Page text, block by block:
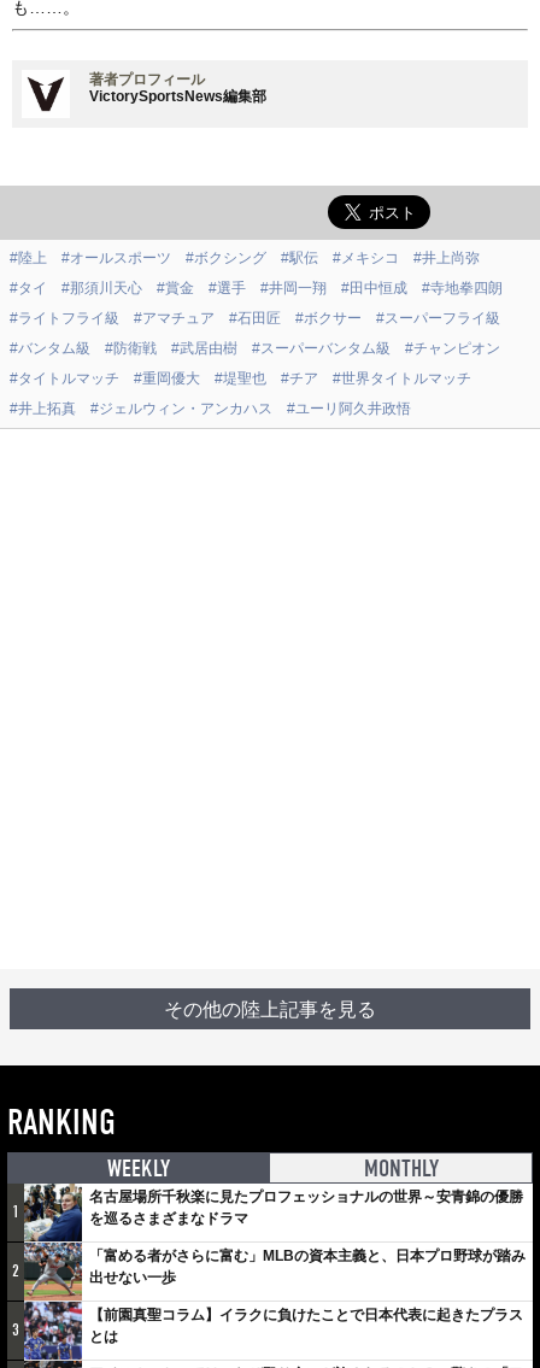
も……。
著者プロフィール
VictorySportsNews編集部
#陸上 #オールスポーツ #ボクシング #駅伝 #メキシコ
#井上尚弥
#タイ
#那須川天心 #賞金 #選手 #井岡一翔 #田中恒成
#寺地拳四朗
#ライトフライ級
#アマチュア #石田匠 #ボクサー
#スーパーフライ級
#バンタム級
#防衛戦 #武居由樹 #スーパーバンタム級
#チャンピオン
#タイトルマッチ
#重岡優大 #堤聖也 #チア
#世界タイトルマッチ
#井上拓真
#ジェルウィン・アンカハス #ユーリ阿久井政悟
その他の陸上記事を見る
RANKING
WEEKLY MONTHLY
1
名古屋場所千秋楽に見たプロフェッショナルの世界～安青錦の優勝
を巡るさまざまなドラマ
2
「富める者がさらに富む」MLBの資本主義と、日本プロ野球が踏み
出せない一歩
3
【前園真聖コラム】イラクに負けたことで日本代表に起きたプラス
とは